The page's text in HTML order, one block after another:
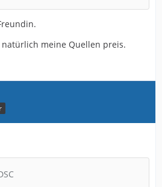
meine Quellen preis.